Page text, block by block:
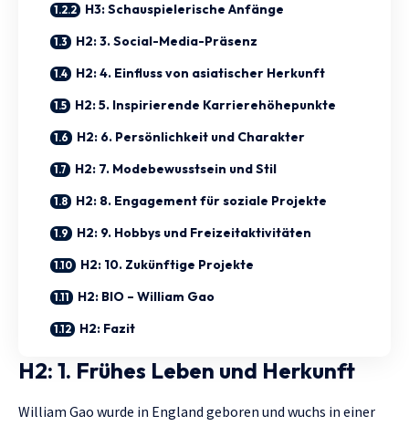
H3: Schauspielerische Anfänge
H2: 3. Social-Media-Präsenz
H2: 4. Einfluss von asiatischer Herkunft
H2: 5. Inspirierende Karrierehöhepunkte
H2: 6. Persönlichkeit und Charakter
H2: 7. Modebewusstsein und Stil
H2: 8. Engagement für soziale Projekte
H2: 9. Hobbys und Freizeitaktivitäten
H2: 10. Zukünftige Projekte
H2: BIO – William Gao
H2: Fazit
H2: 1. Frühes Leben und Herkunft
William Gao wurde in England geboren und wuchs in einer